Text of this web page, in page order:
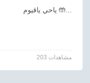
ياحي ياقيوم 🤲...
203 مشاهدات